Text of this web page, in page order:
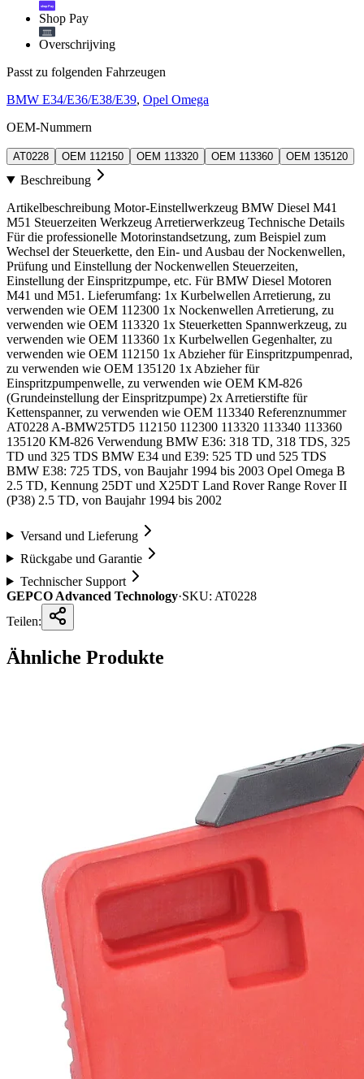
shop Pay
Shop Pay
Overschrijving
Passt zu folgenden Fahrzeugen
BMW E34/E36/E38/E39, Opel Omega
OEM-Nummern
AT0228 OEM 112150 OEM 113320 OEM 113360 OEM 135120
Beschreibung
Artikelbeschreibung Motor-Einstellwerkzeug BMW Diesel M41
M51 Steuerzeiten Werkzeug Arretierwerkzeug Technische Details
Für die professionelle Motorinstandsetzung, zum Beispiel zum
Wechsel der Steuerkette, den Ein- und Ausbau der Nockenwellen,
Prüfung und Einstellung der Nockenwellen Steuerzeiten,
Einstellung der Einspritzpumpe, etc. Für BMW Diesel Motoren
M41 und M51. Lieferumfang: 1x Kurbelwellen Arretierung, zu
verwenden wie OEM 112300 1x Nockenwellen Arretierung, zu
verwenden wie OEM 113320 1x Steuerketten Spannwerkzeug, zu
verwenden wie OEM 113360 1x Kurbelwellen Gegenhalter, zu
verwenden wie OEM 112150 1x Abzieher für Einspritzpumpenrad,
zu verwenden wie OEM 135120 1x Abzieher für
Einspritzpumpenwelle, zu verwenden wie OEM KM-826
(Grundeinstellung der Einspritzpumpe) 2x Arretierstifte für
Kettenspanner, zu verwenden wie OEM 113340 Referenznummer
AT0228 A-BMW25TD5 112150 112300 113320 113340 113360
135120 KM-826 Verwendung BMW E36: 318 TD, 318 TDS, 325
TD und 325 TDS BMW E34 und E39: 525 TD und 525 TDS
BMW E38: 725 TDS, von Baujahr 1994 bis 2003 Opel Omega B
2.5 TD, Kennung 25DT und X25DT Land Rover Range Rover II
(P38) 2.5 TD, von Baujahr 1994 bis 2002
Versand und Lieferung
Rückgabe und Garantie
Technischer Support
GEPCO Advanced Technology·SKU: AT0228
Teilen:
Ähnliche Produkte